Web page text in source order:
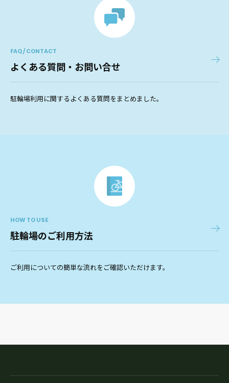
FAQ / CONTACT
よくある質問・お問い合せ
駐輪場利用に関するよくある質問をまとめました。
HOW TO USE
駐輪場のご利用方法
ご利用についての簡単な流れをご確認いただけます。